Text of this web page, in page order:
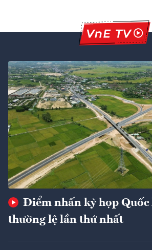
Điểm nhấn kỳ họp
thường lệ lần thứ nhất